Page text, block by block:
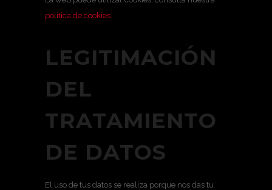
política de cookies.
LEGITIMACIÓN
DEL
TRATAMIENTO
DE DATOS
El uso de tus datos se realiza porque nos das tu